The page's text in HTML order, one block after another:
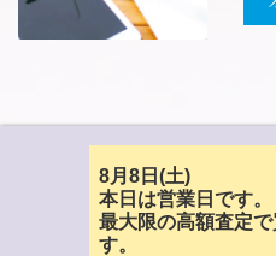
8月8日(土)
本日は営業日です。
最大限の高額査定
す。